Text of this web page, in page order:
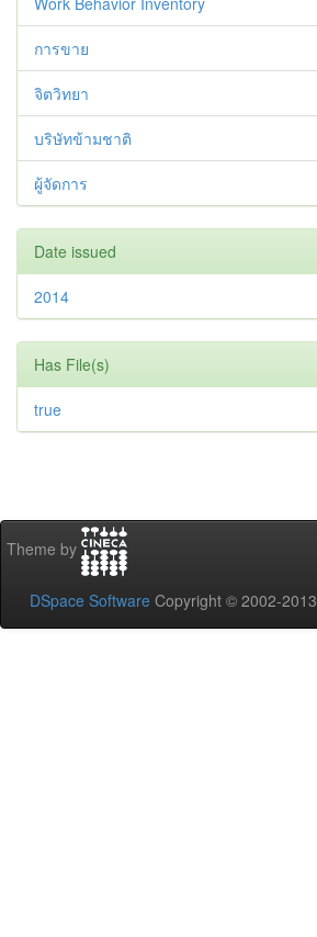
การขาย
จิตวิทยา
บริษัทข้ามชาติ
ผู้จัดการ
Date issued
2014
Has File(s)
true
Theme by
DSpace Software Copyright © 2002-2013